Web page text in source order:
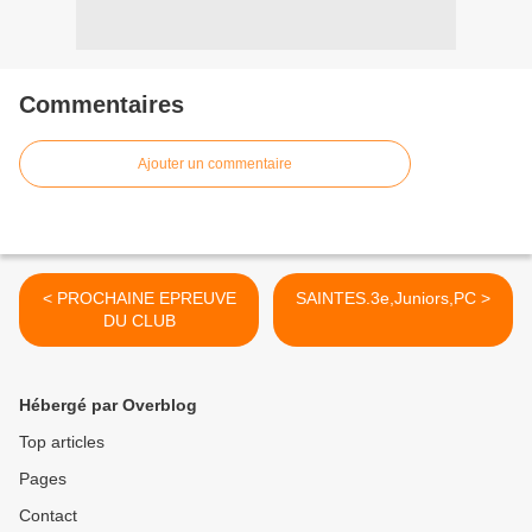
Commentaires
Ajouter un commentaire
< PROCHAINE EPREUVE
DU CLUB
SAINTES.3e,Juniors,PC >
Hébergé par Overblog
Top articles
Pages
Contact